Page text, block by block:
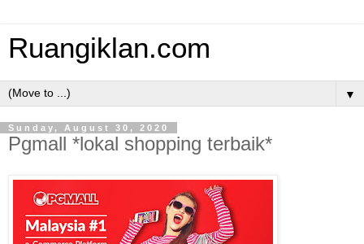
Ruangiklan.com
▼
Sunday, August 30, 2020
Pgmall *lokal shopping terbaik*